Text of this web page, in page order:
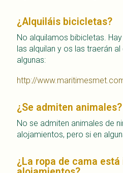
¿Alquiláis bicicletas?
No alquilamos bibicletas.
las alquilan y os las traerán
algunas:
http://
¿Se admiten animales?
No se admiten animales de
alojamientos, pero si en
¿La ropa de cama